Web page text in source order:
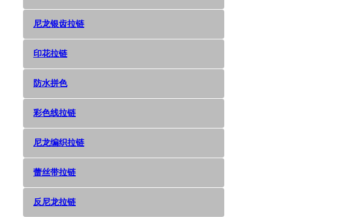
尼龙银齿拉链
印花拉链
防水拼色
彩色线拉链
尼龙编织拉链
蕾丝带拉链
反尼龙拉链